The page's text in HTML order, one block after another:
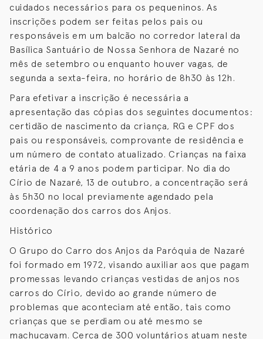
cuidados necessários para os pequeninos. As
inscrições podem ser feitas pelos pais ou
responsáveis em um balcão no corredor lateral da
Basílica Santuário de Nossa Senhora de Nazaré no
mês de setembro ou enquanto houver vagas, de
segunda a sexta-feira, no horário de 8h30 às 12h.
Para efetivar a inscrição é necessária a
apresentação das cópias dos seguintes documentos:
certidão de nascimento da criança, RG e CPF dos
pais ou responsáveis, comprovante de residência e
um número de contato atualizado. Crianças na faixa
etária de 4 a 9 anos podem participar. No dia do
Círio de Nazaré, 13 de outubro, a concentração será
às 5h30 no local previamente agendado pela
coordenação dos carros dos Anjos.
Histórico
O Grupo do Carro dos Anjos da Paróquia de Nazaré
foi formado em 1972, visando auxiliar aos que pagam
promessas levando crianças vestidas de anjos nos
carros do Círio, devido ao grande número de
problemas que aconteciam até então, tais como
crianças que se perdiam ou até mesmo se
machucavam. Cerca de 300 voluntários atuam neste